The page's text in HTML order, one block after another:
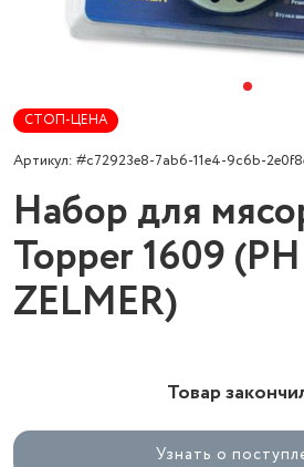
СТОП-ЦЕНА
Артикул: #c72923e8-7ab6-11e4-9c6b-
Набор для
Topper 1609
ZELMER)
Товар
Узнать о